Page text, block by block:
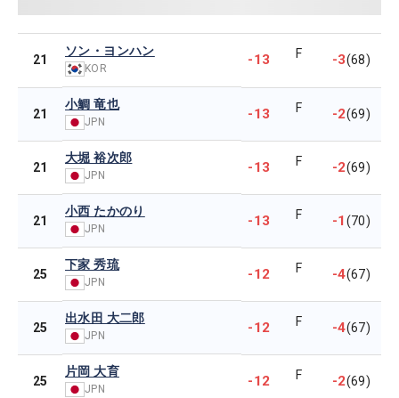
21
ソン・ヨンハン
KOR
-13 F -3(68)
21
小鯛 竜也
JPN -13 F -2(69)
21
大堀 裕次郎
JPN -13 F -2(69)
21
小西 たかのり
JPN -13 F -1(70)
25
下家 秀琉
JPN -12 F -4(67)
25
出水田 大二郎
JPN -12 F -4(67)
25
片岡 大育
JPN -12 F -2(69)